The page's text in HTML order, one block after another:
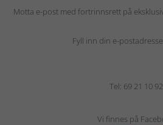
Motta e-post med fortrinnsrett på
Fyll inn din e-
Tel: 69 21 10 92
Vi finnes på